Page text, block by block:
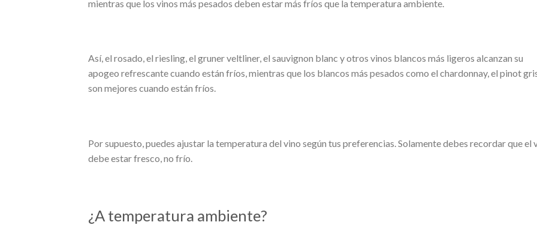
mientras que los vinos más pesados ​​deben estar más fríos que la temperatura ambiente.
Así, el rosado, el riesling, el gruner veltliner, el sauvignon blanc y otros vinos blancos más ligeros alcanzan su
apogeo refrescante cuando están fríos, mientras que los blancos más pesados ​​como el chardonnay, el pinot
son mejores cuando están fríos.
Por supuesto, puedes ajustar la temperatura del vino según tus preferencias. Solamente debes recordar que el
debe estar fresco, no frío.
¿A temperatura ambiente?